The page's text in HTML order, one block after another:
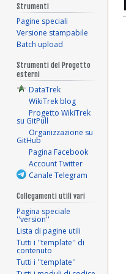
Strumenti
Pagine speciali
Versione stampabile
Batch upload
Strumenti del Progetto
esterni
DataTrek
WikiTrek blog
Progetto WikiTrek
su GitPull
Organizzazione su
GitHub
Pagina Facebook
Account Twitter
Canale Telegram
Collegamenti utili vari
Pagina speciale
''version''
Lista di pagine utili
Tutti i ''template'' di
contenuto
Tutti i ''template''